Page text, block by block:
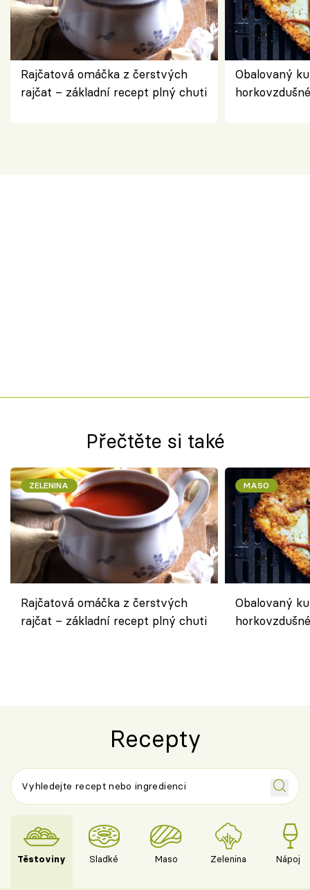
Rajčatová omáčka z čerstvých
rajčat – základní recept plný chuti
Obalovaný
Přečtěte si také
ZELENINA
Rajčatová omáčka z čerstvých
rajčat – základní recept plný chuti
MASO
Obalovaný
Recepty
Těstoviny Sladké Maso Zelenina Nápoje